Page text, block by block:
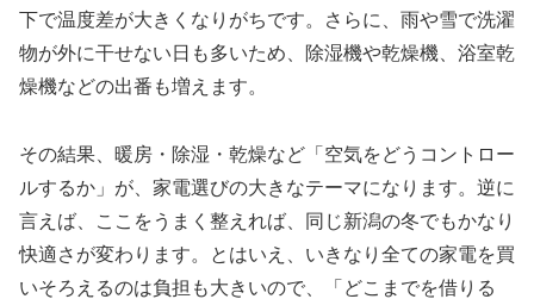
下で温度差が大きくなりがちです。さらに、雨や雪で洗濯
物が外に干せない日も多いため、除湿機や乾燥機、浴室乾
燥機などの出番も増えます。
その結果、暖房・除湿・乾燥など「空気をどうコントロー
ルするか」が、家電選びの大きなテーマになります。逆に
言えば、ここをうまく整えれば、同じ新潟の冬でもかなり
快適さが変わります。とはいえ、いきなり全ての家電を買
いそろえるのは負担も大きいので、「どこまでを借りる